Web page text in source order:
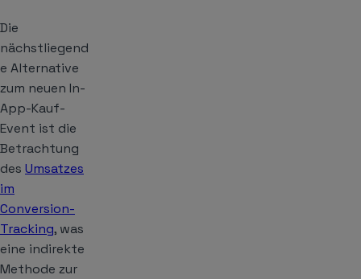
Die
nächstliegend
e Alternative
zum neuen In-
App-Kauf-
Event ist die
Betrachtung
des Umsatzes
im
Conversion-
Tracking, was
eine indirekte
Methode zur